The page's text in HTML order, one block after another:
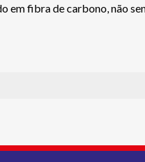
fibra de carbono, não